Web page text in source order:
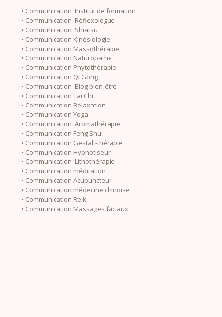
• Communication Institut de formation
• Communication Réflexologue
• Communication Shiatsu
• Communication Kinésiologie
• Communication Massothérapie
• Communication Naturopathe
• Communication Phytothérapie
• Communication Qi Gong
• Communication Blog bien-être
• Communication Tai Chi
• Communication Relaxation
• Communication Yoga
• Communication Aromathérapie
• Communication Feng Shui
• Communication Gestalt-thérapie
• Communication Hypnotiseur
• Communication Lithothérapie
• Communication méditation
• Communication Acupuncteur
• Communication médecine chinoise
• Communication Reiki
• Communication Massages faciaux